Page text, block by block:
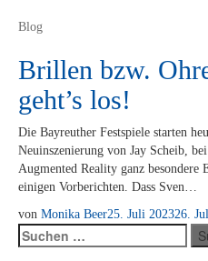
Blog
Brillen bzw.
geht’s los!
Die Bay­reu­ther Fest­spie­le star­ten
Neuinszenierung von Jay Scheib,
Aug­men­ted Rea­li­ty ganz
ei­ni­gen Vor­be­rich­ten. Dass Sven…
von Monika Beer25. Juli 202326.
Suchen
nach: